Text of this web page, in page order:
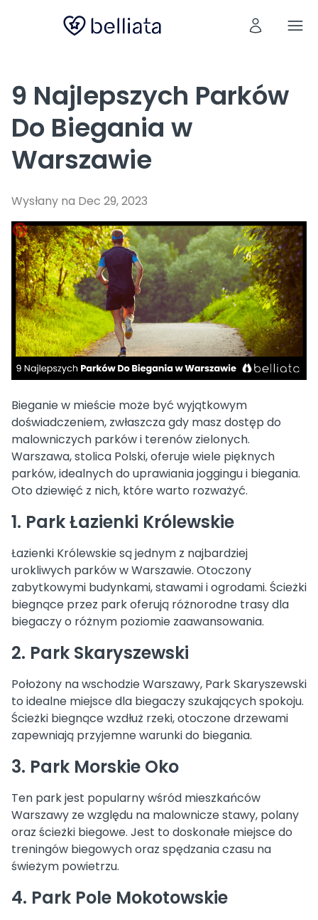
9 Najlepszych Parków
Do Biegania w
Warszawie
Wysłany na Dec 29, 2023
Bieganie w mieście może być wyjątkowym
doświadczeniem, zwłaszcza gdy masz dostęp do
malowniczych parków i terenów zielonych.
Warszawa, stolica Polski, oferuje wiele pięknych
parków, idealnych do uprawiania joggingu i biegania.
Oto dziewięć z nich, które warto rozważyć.
1. Park Łazienki Królewskie
Łazienki Królewskie są jednym z najbardziej
urokliwych parków w Warszawie. Otoczony
zabytkowymi budynkami, stawami i ogrodami. Ścieżki
biegnące przez park oferują różnorodne trasy dla
biegaczy o różnym poziomie zaawansowania.
2. Park Skaryszewski
Położony na wschodzie Warszawy, Park Skaryszewski
to idealne miejsce dla biegaczy szukających spokoju.
Ścieżki biegnące wzdłuż rzeki, otoczone drzewami
zapewniają przyjemne warunki do biegania.
3. Park Morskie Oko
Ten park jest popularny wśród mieszkańców
Warszawy ze względu na malownicze stawy, polany
oraz ścieżki biegowe. Jest to doskonałe miejsce do
treningów biegowych oraz spędzania czasu na
świeżym powietrzu.
4. Park Pole Mokotowskie